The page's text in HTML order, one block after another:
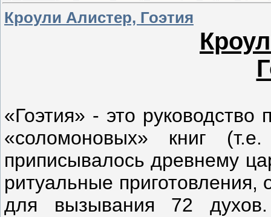
Кроули Алистер, Гоэтия
«Гоэтия» - это
«соломоновых» книг
приписывалось древнему
ритуальные
для вызывания 72